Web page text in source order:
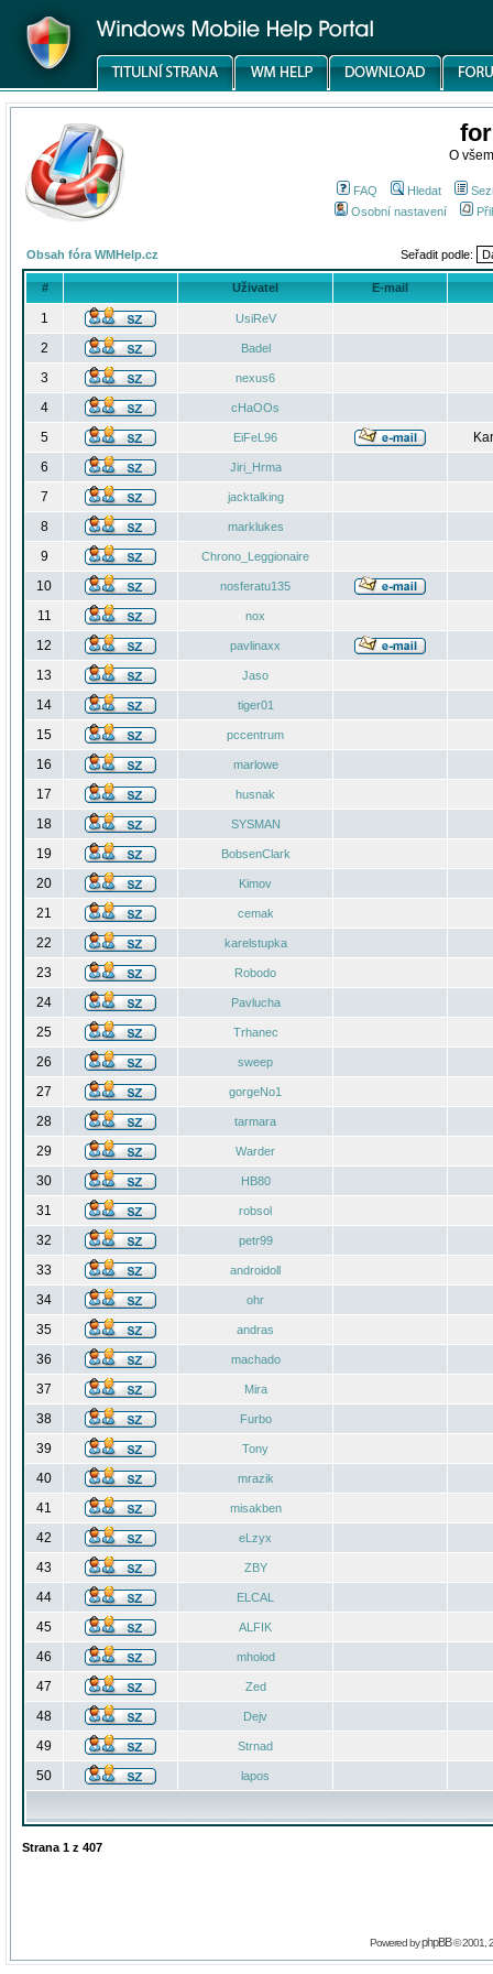
O
FAQ Hledat
Osobní nastavení
Obsah fóra WMHelp.cz Seřadit podle:
# Uživatel E-mail
1 UsiReV
2 Badel
3 nexus6
4 cHaOOs
5 EiFeL96
6
Jiri_Hrma
7 jacktalking
8 marklukes
9 Chrono_Leggionaire
10 nosferatu135
11 nox
12 pavlinaxx
13 Jaso
14 tiger01
15 pccentrum
16 marlowe
17 husnak
18 SYSMAN
19 BobsenClark
20 Kimov
21 cemak
22 karelstupka
23 Robodo
24 Pavlucha
25 Trhanec
26 sweep
27 gorgeNo1
28 tarmara
29 Warder
30 HB80
31 robsol
32 petr99
33 androidoll
34 ohr
35 andras
36 machado
37 Mira
38 Furbo
39 Tony
40 mrazik
41 misakben
42 eLzyx
43 ZBY
44 ELCAL
45 ALFIK
46 mholod
47 Zed
48 Dejv
49 Strnad
50 lapos
Strana 1 z 407
Powered byphpBB© 2001,